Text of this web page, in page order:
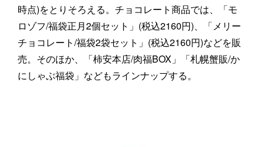
時点)をとりそろえる。チョコレート商品では、「モ
ロゾフ/福袋正月2個セット」(税込2160円)、「メリー
チョコレート/福袋2袋セット」(税込2160円)などを販
売。そのほか、「柿安本店/肉福BOX」「札幌蟹販/か
にしゃぶ福袋」などもラインナップする。